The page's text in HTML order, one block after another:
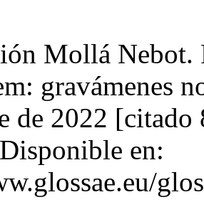
Mollá Nebot.
gravámenes
de 2022
en: